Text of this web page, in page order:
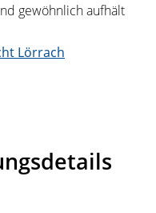
gewöhnlich aufhält
Lörrach